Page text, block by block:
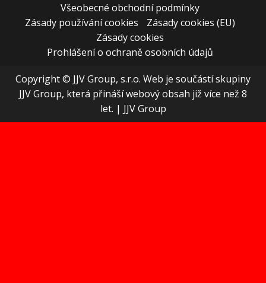
Všeobecné obchodní podmínky
Zásady používání cookies
Zásady cookies (EU)
Zásady cookies
Prohlášení o ochraně osobních údajů
Copyright © JJV Group, s.r.o. Web je součástí skupiny
JJV Group, která přináší webový obsah již více než 8
let. | JJV Group